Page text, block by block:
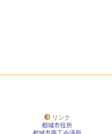
リンク
都城市役所